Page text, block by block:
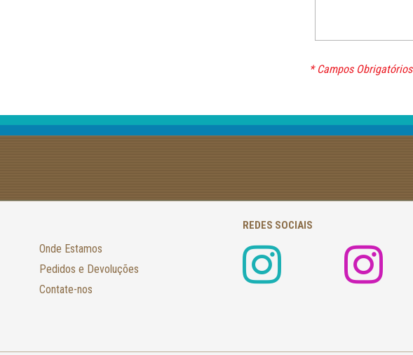
* Campos Obrigatórios
Onde Estamos
Pedidos e Devoluções
Contate-nos
REDES SOCIAIS